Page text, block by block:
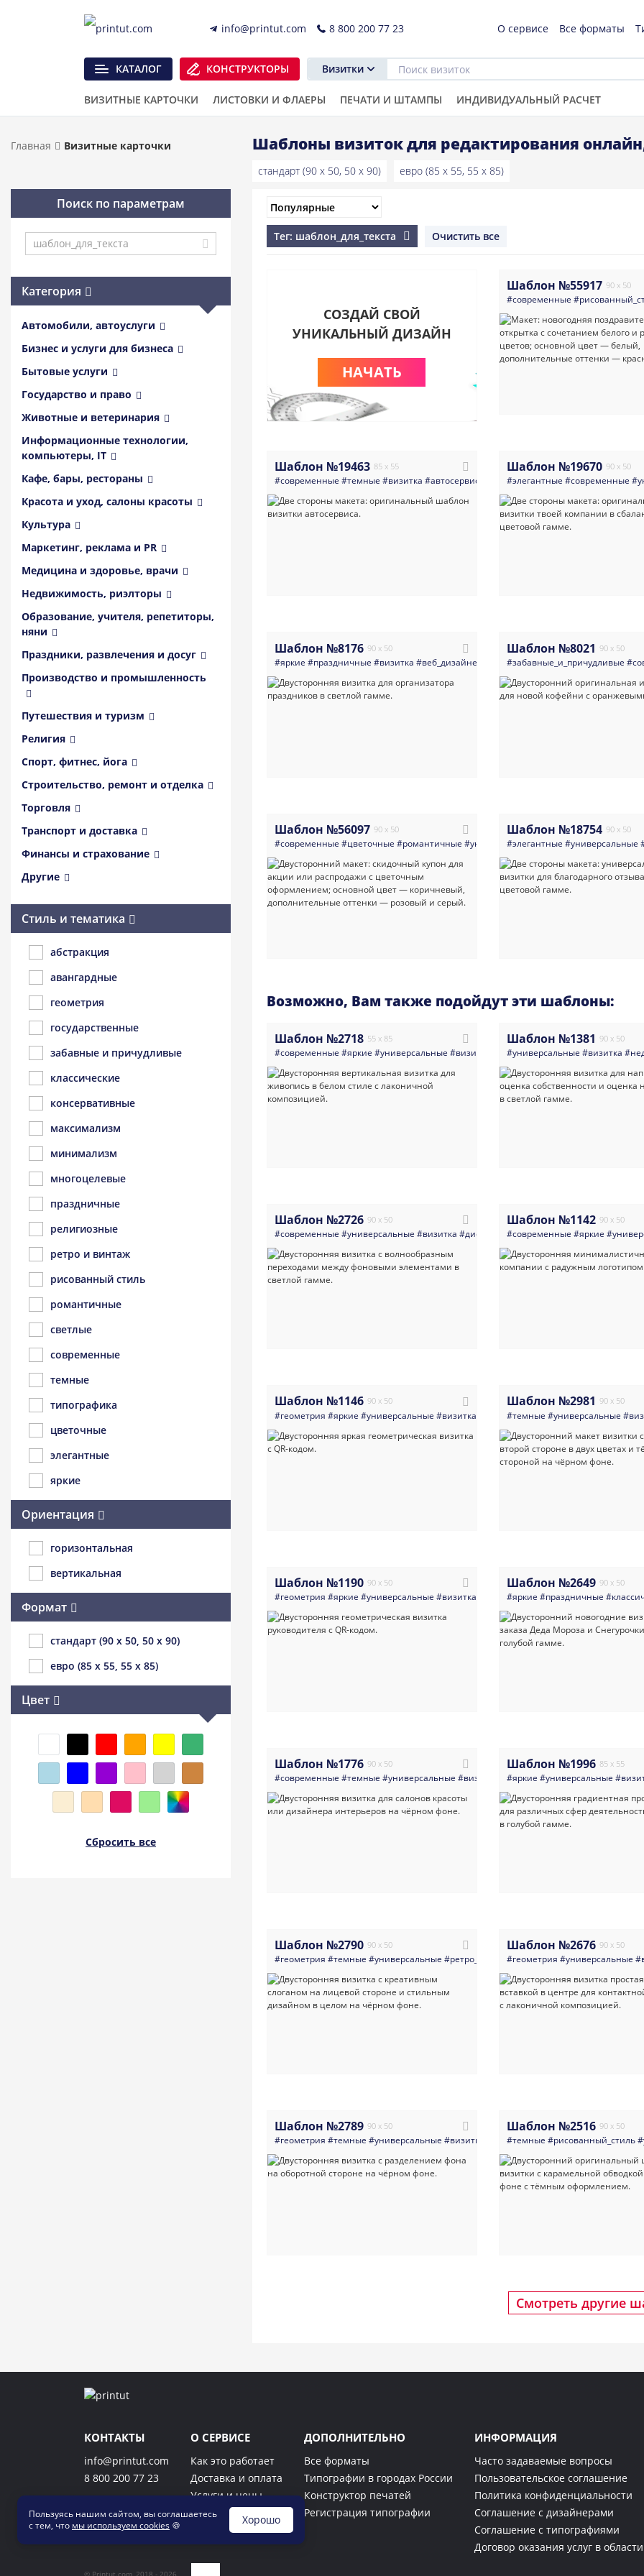
info@printut.com 8 800 200 77 23 О сервисе Все форматы
КАТАЛОГ КОНСТРУКТОРЫ Визитки
ВИЗИТНЫЕ КАРТОЧКИ ЛИСТОВКИ И ФЛАЕРЫ ПЕЧАТИ И ШТАМПЫ ИНДИВИДУАЛЬНЫЙ РАСЧЕТ
Главная Визитные карточки Шаблоны визиток для редактирования
стандарт (90 x 50, 50 x 90) евро (85 x 55, 55 x 85)
Поиск по параметрам
Категория
Автомобили, автоуслуги
Бизнес и услуги для бизнеса
Бытовые услуги
Государство и право
Животные и ветеринария
Информационные технологии,
компьютеры, IT
Кафе, бары, рестораны
Красота и уход, салоны красоты
Культура
Маркетинг, реклама и PR
Медицина и здоровье, врачи
Недвижимость, риэлторы
Образование, учителя, репетиторы,
няни
Праздники, развлечения и досуг
Производство и промышленность
Путешествия и туризм
Религия
Спорт, фитнес, йога
Строительство, ремонт и отделка
Торговля
Транспорт и доставка
Финансы и страхование
Другие
Стиль и тематика
абстракция
авангардные
геометрия
государственные
забавные и причудливые
классические
консервативные
максимализм
минимализм
многоцелевые
праздничные
религиозные
ретро и винтаж
рисованный стиль
романтичные
светлые
современные
темные
типографика
цветочные
элегантные
яркие
Ориентация
горизонтальная
вертикальная
Формат
стандарт (90 x 50, 50 x 90)
евро (85 x 55, 55 x 85)
Цвет
Сбросить все
Тег: шаблон_для_текста Очистить все
СОЗДАЙ СВОЙ
УНИКАЛЬНЫЙ ДИЗАЙН
НАЧАТЬ
Шаблон №55917 90 x 50
#современные
Шаблон №19463 85 x 55
#современные #темные #визитка #автосервис_сто #автомобили#автоуслуги
Шаблон №19670 90 x 50
#элегантные #современные
Шаблон №8176 90 x 50
#яркие #праздничные #визитка #веб_дизайнер #праздники
Шаблон №8021 90 x 50
#забавные_и_причудливые
Шаблон №56097 90 x 50
#современные #цветочные #романтичные #универсальные#досуг
Шаблон №18754 90 x 50
#элегантные #универсальные
Возможно, Вам также подойдут эти шаблоны:
Шаблон №2718 55 x 85
#современные #яркие #универсальные #визитка #живопись#искусство
Шаблон №1381 90 x 50
#универсальные #визитка
Шаблон №2726 90 x 50
#современные #универсальные #визитка #диетология_и_питание#спорт
Шаблон №1142 90 x 50
#современные #яркие
Шаблон №1146 90 x 50
#геометрия #яркие #универсальные #визитка #qr_код#абстракция#яркая_визитка
Шаблон №2981 90 x 50
#темные #универсальные
Шаблон №1190 90 x 50
#геометрия #яркие #универсальные #визитка #директор#руководитель#qr_код
Шаблон №2649 90 x 50
#яркие #праздничные
Шаблон №1776 90 x 50
#современные #темные #универсальные #визитка #арт_и_арт_студии
Шаблон №1996 85 x 55
#яркие #универсальные
Шаблон №2790 90 x 50
#геометрия #темные #универсальные #ретро_и_винтаж#визитка#многоцелевые
Шаблон №2676 90 x 50
#геометрия #универсальные
Шаблон №2789 90 x 50
#геометрия #темные #универсальные #визитка #минимализм#многоцелевые
Шаблон №2516 90 x 50
#темные #рисованный_стиль
Смотреть другие
КОНТАКТЫ
info@printut.com
8 800 200 77 23
О СЕРВИСЕ
Как это работает
Доставка и оплата
Услуги и цены
Контакты
ДОПОЛНИТЕЛЬНО
Все форматы
Типографии в городах России
Конструктор печатей
Регистрация типографии
ИНФОРМАЦИЯ
Часто задаваемые вопросы
Пользовательское соглашение
Политика конфиденциальности
Соглашение с дизайнерами
Соглашение с типографиями
Договор оказания услуг в
© Printut.com, 2018 - 2026
Пользуясь нашим сайтом, вы соглашаетесь
с тем, что мы используем cookies 🍪 Хорошо